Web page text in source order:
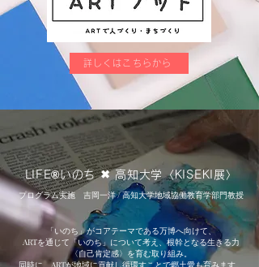
詳しくはこちらから
LIFE®︎いのち ✖︎ 高知大学〈KISEKI展〉
プログラム実施 吉岡一洋/ 高知大学地域協働教育学部門教授
「いのち」がコアテーマである万博へ向けて、
ARTを通じて「いのち」について考え、根幹となる生きる力
〈自己肯定感〉を育む取り組み。
同時に、ARTが地域に貢献し循環すことで郷土愛も育みます。